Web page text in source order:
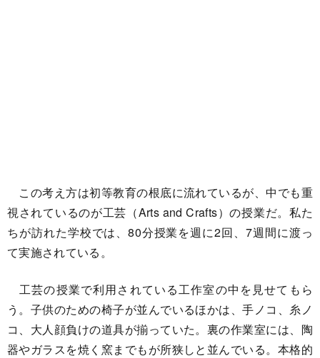
この考え方は初等教育の根底に流れているが、中でも重
視されているのが工芸（Arts and Crafts）の授業だ。私た
ちが訪れた学校では、80分授業を週に2回、7週間に渡っ
て実施されている。
工芸の授業で利用されている工作室の中を見せてもら
う。子供のための椅子が並んでいるほかは、手ノコ、糸ノ
コ、大人顔負けの道具が揃っていた。裏の作業室には、陶
器やガラスを焼く窯までもが所狭しと並んでいる。本格的